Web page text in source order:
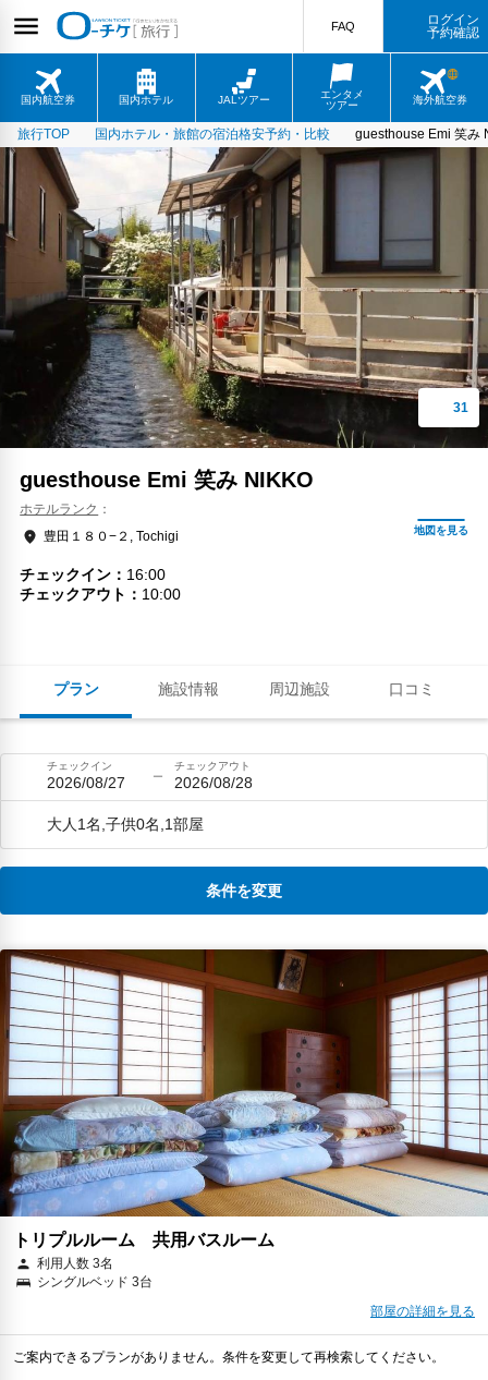
国内航空券 国内ホテル JALツアー
エンタメ
ツアー
海外航空券
FAQ
ログイン
予約確認
旅行TOP 国内ホテル・旅館の宿泊格安予約・比較 guesthouse Emi 笑み
プラン 施設情報 周辺施設 口コミ
guesthouse Emi 笑み NIKKO
ホテルランク
豊田１８０−２, Tochigi
チェックイン
16:00
チェックアウト
10:00
チェックイン
2026/08/27
チェックアウト
2026/08/28
大人1名,子供0名,1部屋
条件を変更
トリプルルーム 共用バスルーム
利用人数 3名
シングルベッド 3台
部屋の詳細を見る
ご案内できるプランがありません。条件を変更して再検索してください。